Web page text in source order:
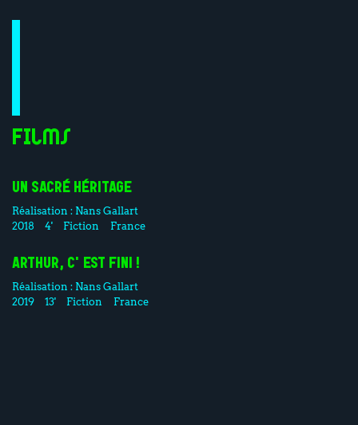
Films
UN SACRÉ HÉRITAGE
Réalisation : Nans Gallart
2018
4' Fiction France
ARTHUR, C'EST FINI !
Réalisation : Nans Gallart
2019
13' Fiction France